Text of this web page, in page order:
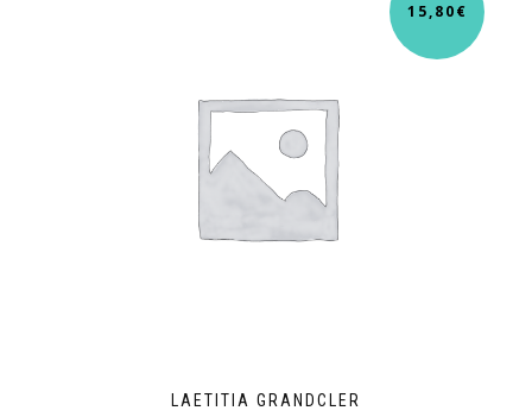
LAETITIA GRANDCLER
15,80€